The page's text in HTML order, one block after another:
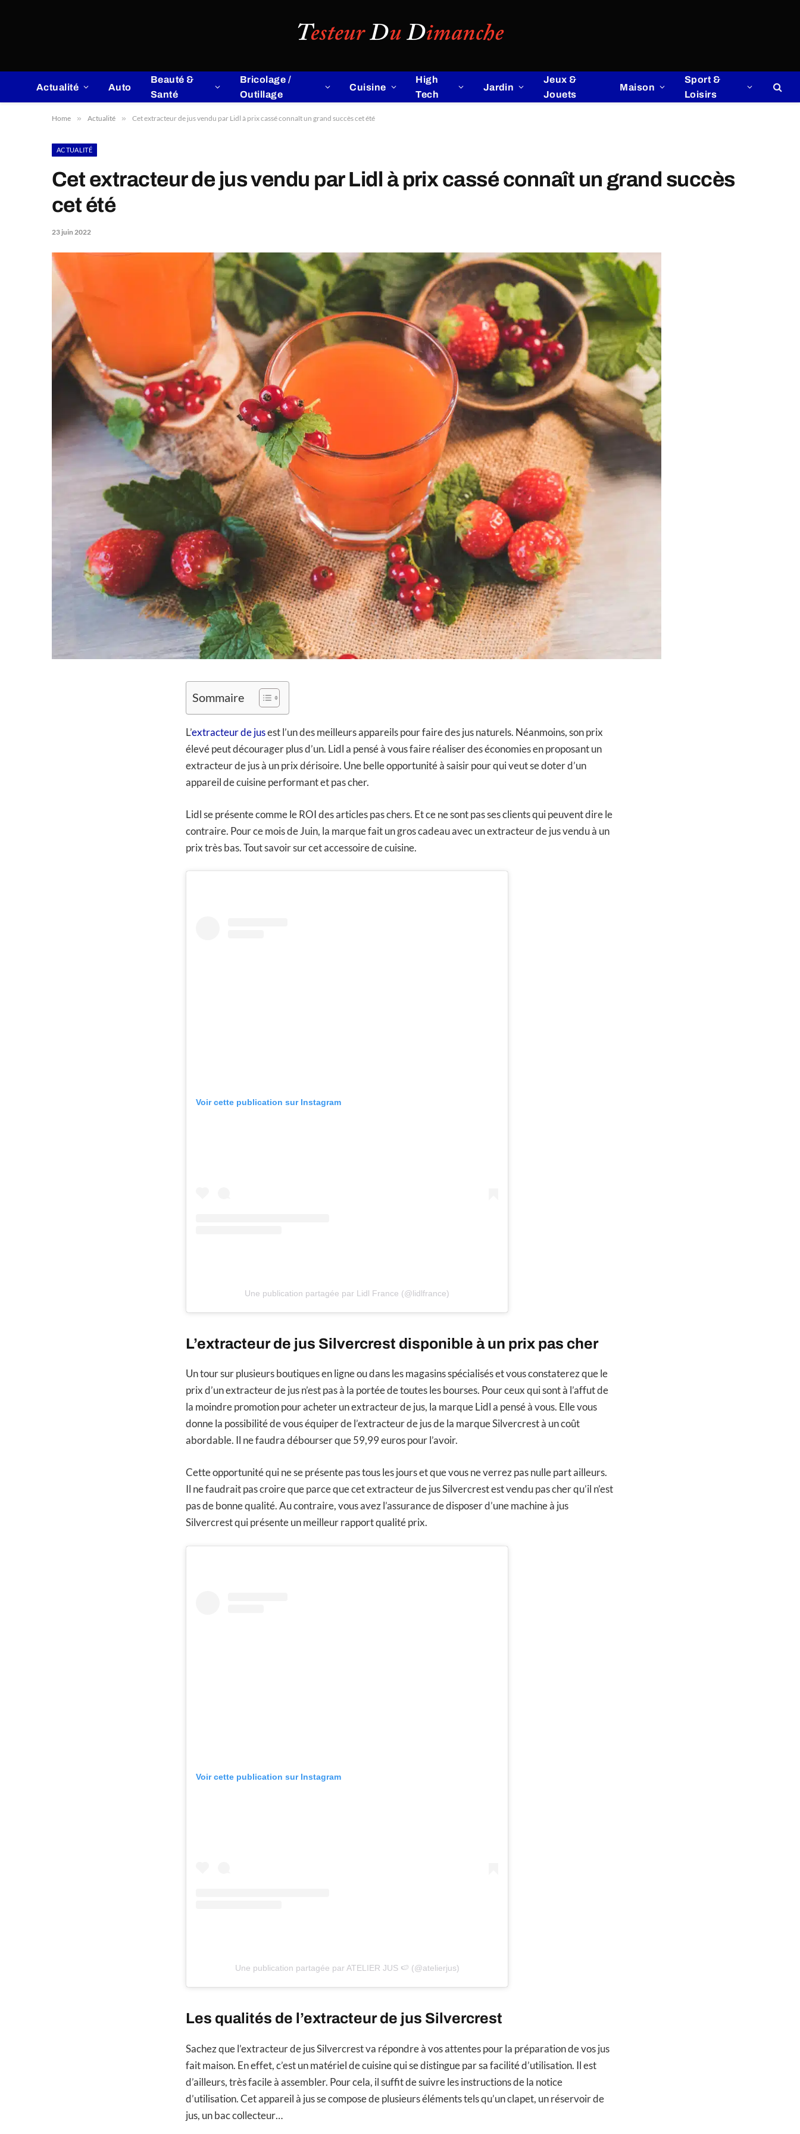
Actualité Auto
Beauté &
Santé
Bricolage /
Outillage
Cuisine
High
Tech
Jardin
Jeux &
Jouets
Maison
Sport &
Loisirs
Home » Actualité » Cet extracteur de jus vendu par Lidl à prix cassé connaît un grand succès cet été
ACTUALITÉ
Cet extracteur de jus vendu par Lidl à prix cassé connaît un grand succès
cet été
23 juin 2022
Sommaire
L’extracteur de jusest l’un des meilleurs appareils pour faire des jus naturels. Néanmoins, son prix
élevé peut décourager plus d’un. Lidl a pensé à vous faire réaliser des économies en proposant un
extracteur de jus à un prix dérisoire. Une belle opportunité à saisir pour qui veut se doter d’un
appareil de cuisine performant et pas cher.
Lidl se présente comme le ROI des articles pas chers. Et ce ne sont pas ses clients qui peuvent dire le
contraire. Pour ce mois de Juin, la marque fait un gros cadeau avec un extracteur de jus vendu à un
prix très bas. Tout savoir sur cet accessoire de cuisine.
Voir cette publication sur Instagram
Une publication partagée par Lidl France (@lidlfrance)
L’extracteur de jus Silvercrest disponible à un prix pas cher
Un tour sur plusieurs boutiques en ligne ou dans les magasins spécialisés et vous constaterez que le
prix d’un extracteur de jus n’est pas à la portée de toutes les bourses. Pour ceux qui sont à l’affut de
la moindre promotion pour acheter un extracteur de jus, la marque Lidl a pensé à vous. Elle vous
donne la possibilité de vous équiper de l’extracteur de jus de la marque Silvercrest à un coût
abordable. Il ne faudra débourser que 59,99 euros pour l’avoir.
Cette opportunité qui ne se présente pas tous les jours et que vous ne verrez pas nulle part ailleurs.
Il ne faudrait pas croire que parce que cet extracteur de jus Silvercrest est vendu pas cher qu’il n’est
pas de bonne qualité. Au contraire, vous avez l’assurance de disposer d’une machine à jus
Silvercrest qui présente un meilleur rapport qualité prix.
Voir cette publication sur Instagram
Une publication partagée par ATELIER JUS 🍉 (@atelierjus)
Les qualités de l’extracteur de jus Silvercrest
Sachez que l’extracteur de jus Silvercrest va répondre à vos attentes pour la préparation de vos jus
fait maison. En effet, c’est un matériel de cuisine qui se distingue par sa facilité d’utilisation. Il est
d’ailleurs, très facile à assembler. Pour cela, il suffit de suivre les instructions de la notice
d’utilisation. Cet appareil à jus se compose de plusieurs éléments tels qu’un clapet, un réservoir de
jus, un bac collecteur…